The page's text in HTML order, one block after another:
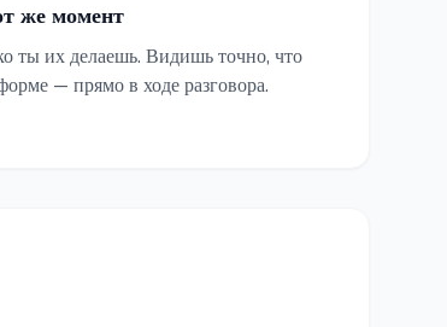
же момент
ты их делаешь. Видишь точно, что
— прямо в ходе разговора.